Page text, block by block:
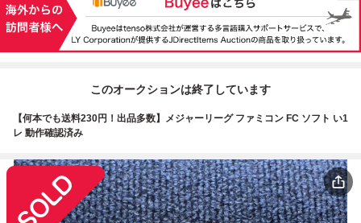
このオークションは終了しています
【何本でも送料230円！出品多数】メジャーリーグ ファミコン FC ソフト い1
レ 動作確認済み